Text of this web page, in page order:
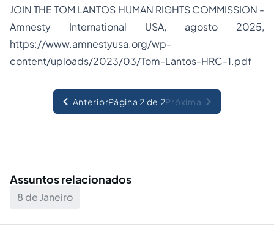
JOIN THE TOM LANTOS HUMAN RIGHTS COMMISSION -
Amnesty International USA, agosto 2025,
https://www.amnestyusa.org/wp-
content/uploads/2023/03/Tom-Lantos-HRC-1.pdf
AnteriorPágina 2 de 2Próxima
Assuntos relacionados
8 de Janeiro